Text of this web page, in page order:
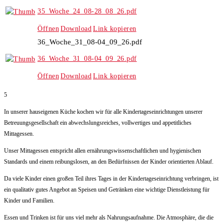
35_Woche_24_08-28_08_26.pdf
Öffnen Download Link kopieren
36_Woche_31_08-04_09_26.pdf
36_Woche_31_08-04_09_26.pdf
Öffnen Download Link kopieren
5
In unserer hauseigenen Küche kochen wir für alle Kindertageseinrichtungen unserer
Betreuungsgesellschaft ein abwechslungsreiches, vollwertiges und appetitliches
Mittagessen.
Unser Mittagessen entspricht allen ernährungswissenschaftlichen und hygienischen
Standards und einem reibungslosen, an den Bedürfnissen der Kinder orientierten Ablauf.
Da viele Kinder einen großen Teil ihres Tages in der Kindertageseinrichtung verbringen, ist
ein qualitativ gutes Angebot an Speisen und Getränken eine wichtige Dienstleistung für
Kinder und Familien.
Essen und Trinken ist für uns viel mehr als Nahrungsaufnahme. Die Atmosphäre, die die